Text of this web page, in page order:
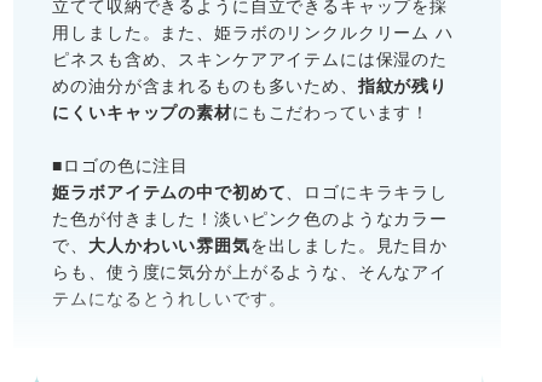
立てて収納できるように自立できるキャップを採
用しました。また、姫ラボのリンクルクリーム ハ
ピネスも含め、スキンケアアイテムには保湿のた
めの油分が含まれるものも多いため、 指紋が残り
にくいキャップの素材にもこだわっています！
■ロゴの色に注目
姫ラボアイテムの中で初めて、ロゴにキラキラし
た色が付きました！淡いピンク色のようなカラー
で、 大人かわいい雰囲気を出しました。見た目か
らも、使う度に気分が上がるような、そんなアイ
テムになるとうれしいです。